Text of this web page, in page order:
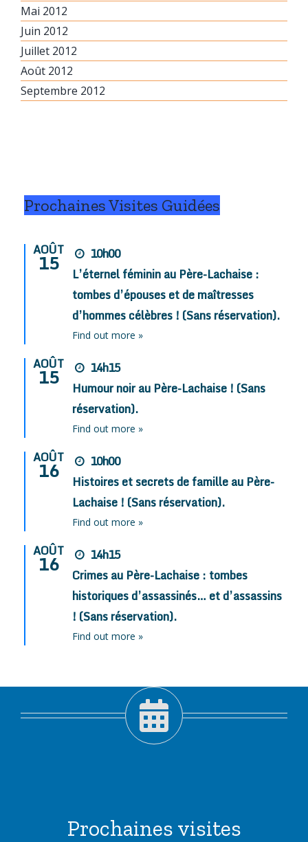
Mai 2012
Juin 2012
Juillet 2012
Août 2012
Septembre 2012
Prochaines Visites Guidées
AOÛT
15
10h00
L’éternel féminin au Père-Lachaise :
tombes d’épouses et de maîtresses
d’hommes célèbres ! (Sans réservation).
Find out more »
AOÛT
15
14h15
Humour noir au Père-Lachaise ! (Sans
réservation).
Find out more »
AOÛT
16
10h00
Histoires et secrets de famille au Père-
Lachaise ! (Sans réservation).
Find out more »
AOÛT
16
14h15
Crimes au Père-Lachaise : tombes
historiques d’assassinés… et d’assassins
! (Sans réservation).
Find out more »
Prochaines visites